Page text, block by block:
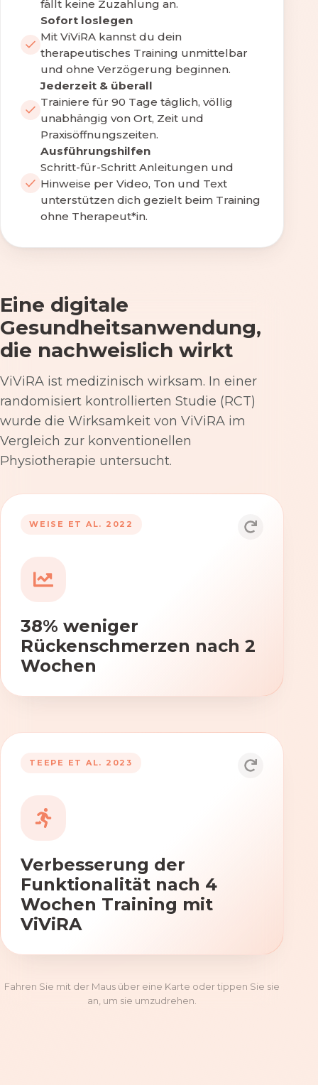
fällt keine Zuzahlung an.
Sofort loslegen
Mit ViViRA kannst du dein
therapeutisches Training unmittelbar
und ohne Verzögerung beginnen.
Jederzeit & überall
Trainiere für 90 Tage täglich, völlig
unabhängig von Ort, Zeit und
Praxisöffnungszeiten.
Ausführungshilfen
Schritt-für-Schritt Anleitungen und
Hinweise per Video, Ton und Text
unterstützen dich gezielt beim Training
ohne Therapeut*in.
Eine digitale
Gesundheitsanwendung,
die nachweislich wirkt
ViViRA ist medizinisch wirksam. In einer
randomisiert kontrollierten Studie (RCT)
wurde die Wirksamkeit von ViViRA im
Vergleich zur konventionellen
Physiotherapie untersucht.
WEISE ET AL. 2022
38% weniger
Rückenschmerzen nach 2
Wochen
53% nach 12 Wochen
TEEPE ET AL. 2023
Verbesserung der
Funktionalität nach 4
Wochen Training mit
ViViRA
Durch die Anwendung von ViViRA
Beweglichkeit und Koordination nach
Fahren Sie mit der Maus über eine Karte oder tippen Sie sie
an, um sie umzudrehen.